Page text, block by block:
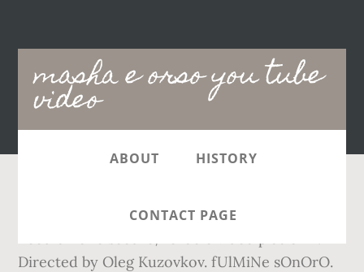
masha e orso you tube
video
Main
navigation
ABOUT HISTORY
CONTACT PAGE
Get your team aligned with all the tools you
Directed by Oleg Kuzovkov. fUlMiNe sOnOrO.